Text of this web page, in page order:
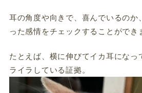
耳の角度や向きで、喜んでいるのか
った感情をチェックすることができ
たとえば、横に伸びてイカ耳になっ
ライラしている証拠。